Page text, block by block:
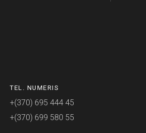
TEL. NUMERIS
+(370) 695 444 45
+(370) 699 580 55